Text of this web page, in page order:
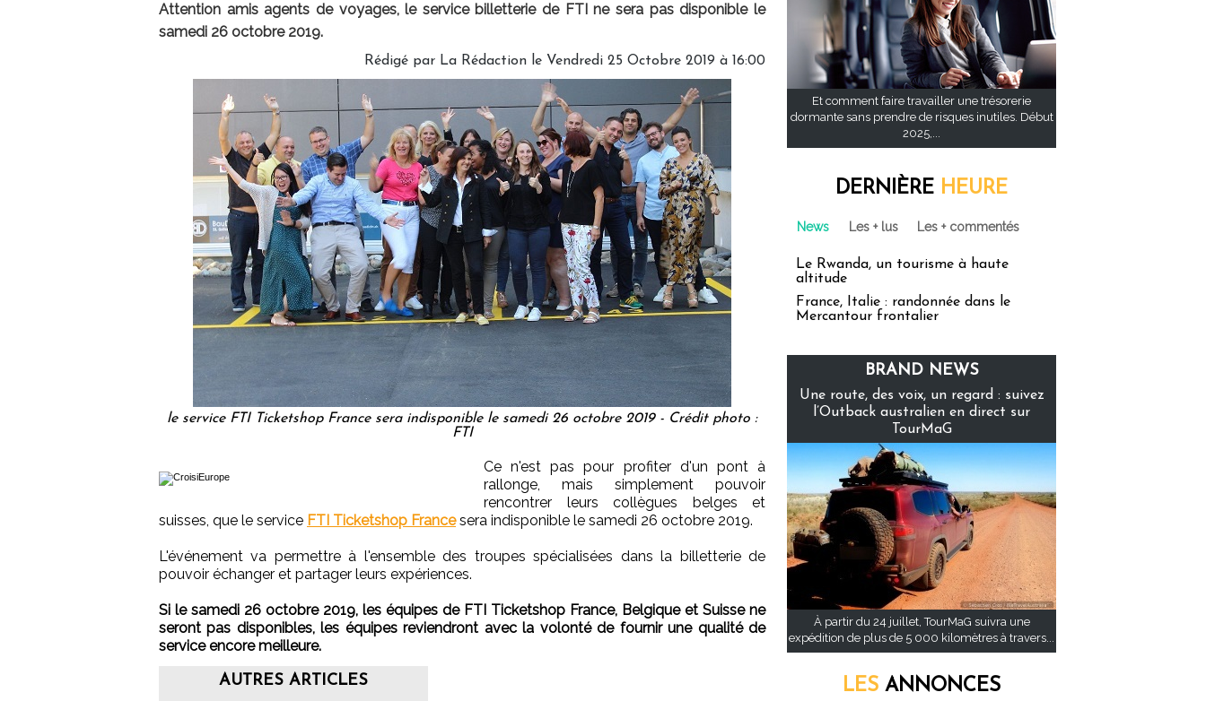
Attention amis agents de voyages, le service billetterie de FTI ne sera pas disponible le
samedi 26 octobre 2019.
Rédigé par La Rédaction le Vendredi 25 Octobre 2019 à 16:00
le service FTI Ticketshop France sera indisponible le samedi 26 octobre 2019 - Crédit photo :
FTI
Ce n'est pas pour profiter d'un pont à
rallonge, mais simplement pouvoir
rencontrer leurs collègues belges et
suisses, que le service FTI Ticketshop Francesera indisponible le samedi 26 octobre 2019.
L'événement va permettre à l'ensemble des troupes spécialisées dans la billetterie de
pouvoir échanger et partager leurs expériences.
Si le samedi 26 octobre 2019, les équipes de FTI Ticketshop France, Belgique et Suisse ne
seront pas disponibles, les équipes reviendront avec la volonté de fournir une qualité de
service encore meilleure.
AUTRES ARTICLES
Et comment faire travailler une trésorerie
dormante sans prendre de risques inutiles. Début
2025,...
DERNIÈRE HEURE
News Les + lus Les + commentés
Le Rwanda, un tourisme à haute
altitude
France, Italie : randonnée dans le
Mercantour frontalier
BRAND NEWS
Une route, des voix, un regard : suivez
l’Outback australien en direct sur
TourMaG
À partir du 24 juillet, TourMaG suivra une
expédition de plus de 5 000 kilomètres à travers...
LES ANNONCES